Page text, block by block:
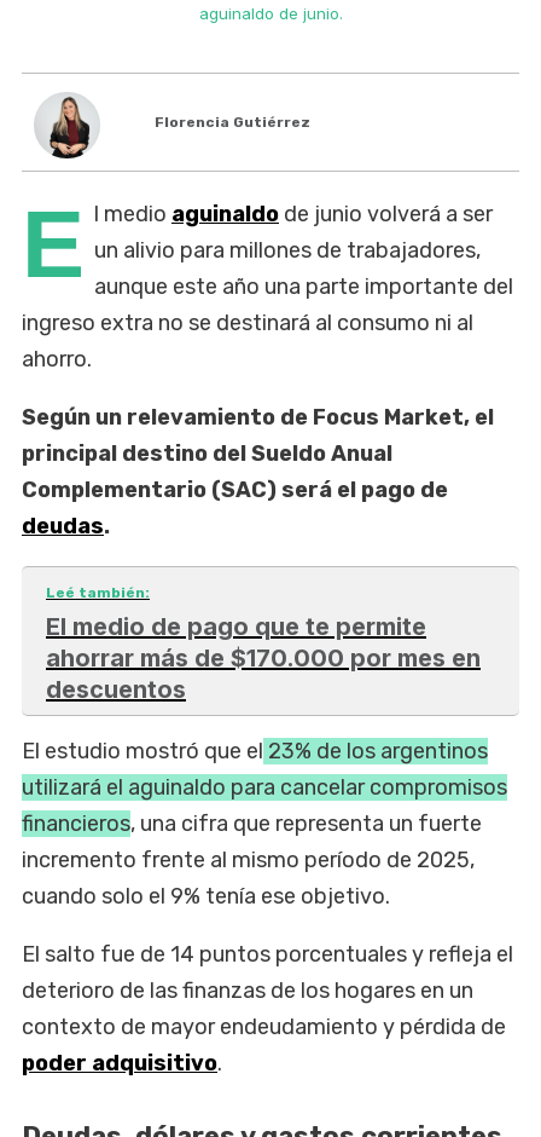
aguinaldo de junio.
Florencia Gutiérrez
E l medio aguinaldo de junio volverá a ser
un alivio para millones de trabajadores,
aunque este año una parte importante del
ingreso extra no se destinará al consumo ni al
ahorro.
Según un relevamiento de Focus Market, el
principal destino del Sueldo Anual
Complementario (SAC) será el pago de
deudas.
Leé también:
El medio de pago que te permite
ahorrar más de $170.000 por mes en
descuentos
El estudio mostró que el 23% de los argentinos
utilizará el aguinaldo para cancelar compromisos
financieros, una cifra que representa un fuerte
incremento frente al mismo período de 2025,
cuando solo el 9% tenía ese objetivo.
El salto fue de 14 puntos porcentuales y refleja el
deterioro de las finanzas de los hogares en un
contexto de mayor endeudamiento y pérdida de
poder adquisitivo.